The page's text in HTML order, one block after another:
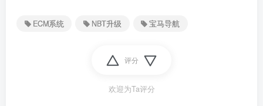
ECM系统 NBT升级 宝马导航
评分
欢迎为Ta评分